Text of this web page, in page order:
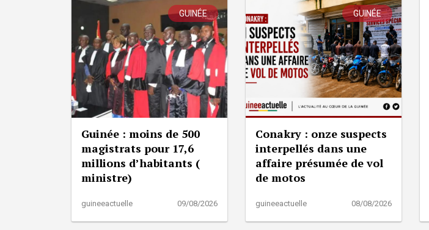
GUINÉE
Guinée : moins de 500
magistrats pour 17,6
millions d’habitants (
ministre)
guineeactuelle 09/08/2026
GUINÉE
Conakry : onze suspects
interpellés dans une
affaire présumée de vol
de motos
guineeactuelle 08/08/2026